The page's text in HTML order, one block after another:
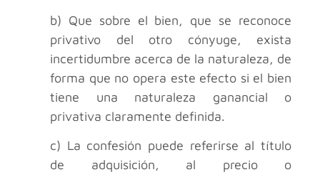
b) Que sobre el bien, que se reconoce
privativo del otro cónyuge, exista
incertidumbre acerca de la naturaleza, de
forma que no opera este efecto si el bien
tiene una naturaleza ganancial o
privativa claramente definida.
c) La confesión puede referirse al título
de adquisición, al precio o